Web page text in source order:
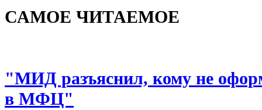
САМОЕ ЧИТАЕМОЕ
"МИД разъяснил, кому не
в МФЦ"